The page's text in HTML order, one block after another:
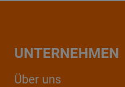
UNTERNEHMEN
Über uns